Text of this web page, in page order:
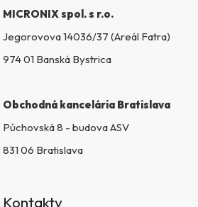
v
u
MICRONIX spol. s r.o.
Jegorovova 14036/37 (Areál Fatra)
974 01 Banská Bystrica
Obchodná kancelária Bratislava
Púchovská 8 - budova ASV
831 06 Bratislava
Kontakty